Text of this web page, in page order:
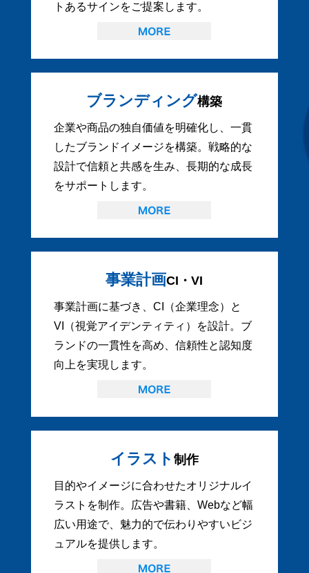
トあるサインをご提案します。
ブランディング構築
企業や商品の独自価値を明確化し、一貫
したブランドイメージを構築。戦略的な
設計で信頼と共感を生み、長期的な成長
をサポートします。
事業計画CI・VI
事業計画に基づき、CI（企業理念）と
VI（視覚アイデンティティ）を設計。ブ
ランドの一貫性を高め、信頼性と認知度
向上を実現します。
イラスト 制作
目的やイメージに合わせたオリジナルイ
ラストを制作。広告や書籍、Webなど幅
広い用途で、魅力的で伝わりやすいビジ
ュアルを提供します。